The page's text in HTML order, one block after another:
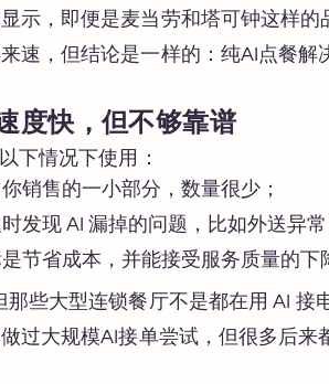
示，即便是麦当劳和塔可钟这样
速，但结论是一样的：纯AI点餐
度快，但不够靠谱
下情况下使用：
销售的一小部分，数量很少；
发现 AI 漏掉的问题，比如外送异
节省成本，并能接受服务质量的下
那些大型连锁餐厅不是都在用 AI 接
过大规模AI接单尝试，但很多后